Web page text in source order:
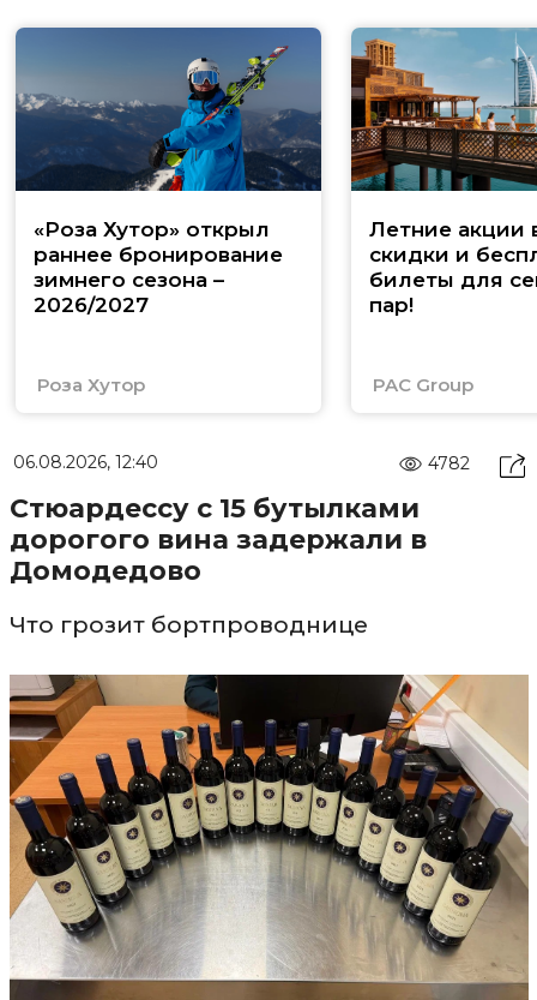
«Роза Хутор» открыл
раннее бронирование
зимнего сезона –
2026/2027
Роза Хутор
Летние акции
скидки и
билеты для
пар!
PAC Group
06.08.2026, 12:40 4782
Стюардессу с 15 бутылками
дорогого вина задержали в
Домодедово
Что грозит бортпроводнице